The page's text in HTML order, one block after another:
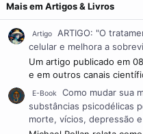
Mais em Artigos & Livros
Artigo
ARTIGO: "O
celular e melhora a
Um artigo publicado em
e em outros canais
E-Book
Como mudar sua
substâncias psicodélicas
morte, vícios, depressão